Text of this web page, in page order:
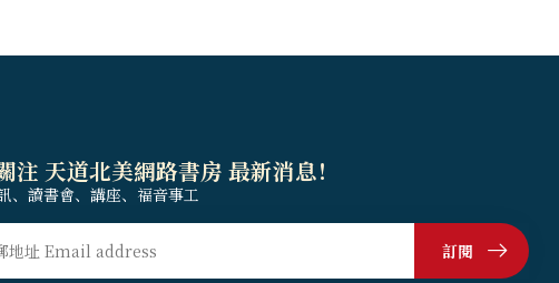
注 天道北美網路書房 最新消息！
、讀書會、講座、福音事工
訂閱